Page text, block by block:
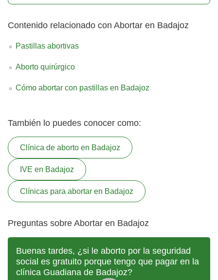
Contenido relacionado con Abortar en Badajoz
Pastillas abortivas
Aborto quirúrgico
Cómo abortar con pastillas en Badajoz
También lo puedes conocer como:
Clínica de aborto en Badajoz
IVE en Badajoz
Clínicas para abortar en Badajoz
Preguntas sobre Abortar en Badajoz
Buenas tardes, ¿si le aborto por la seguridad
social es gratuito porque tengo que pagar en la
clínica Guadiana de Badajoz?